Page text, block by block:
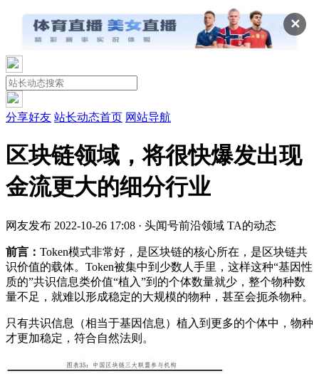
✕
分享好友 站长动态首页 网站导航
区块链领域，将很快爆发出现
金流更大的细分行业
网友发布 2022-10-26 17:08 · 头闻号前沿领域 TA的动态
前言： Token模式非常好，是区块链的核心所在，是区块链共
识价值的载体。Token被集中到少数人手里，这样这种“基因性
质的”共识信息类价值“植入”到的个体数量就少，整个物种数
量不足，就难以形成稳定的大规模的物种，甚至会扼杀物种。
只有共识信息（相当于基因信息）植入到更多的个体中，物种
才更加稳定，符合自然法则。